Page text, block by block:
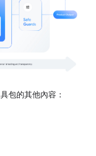
包的其他內容：